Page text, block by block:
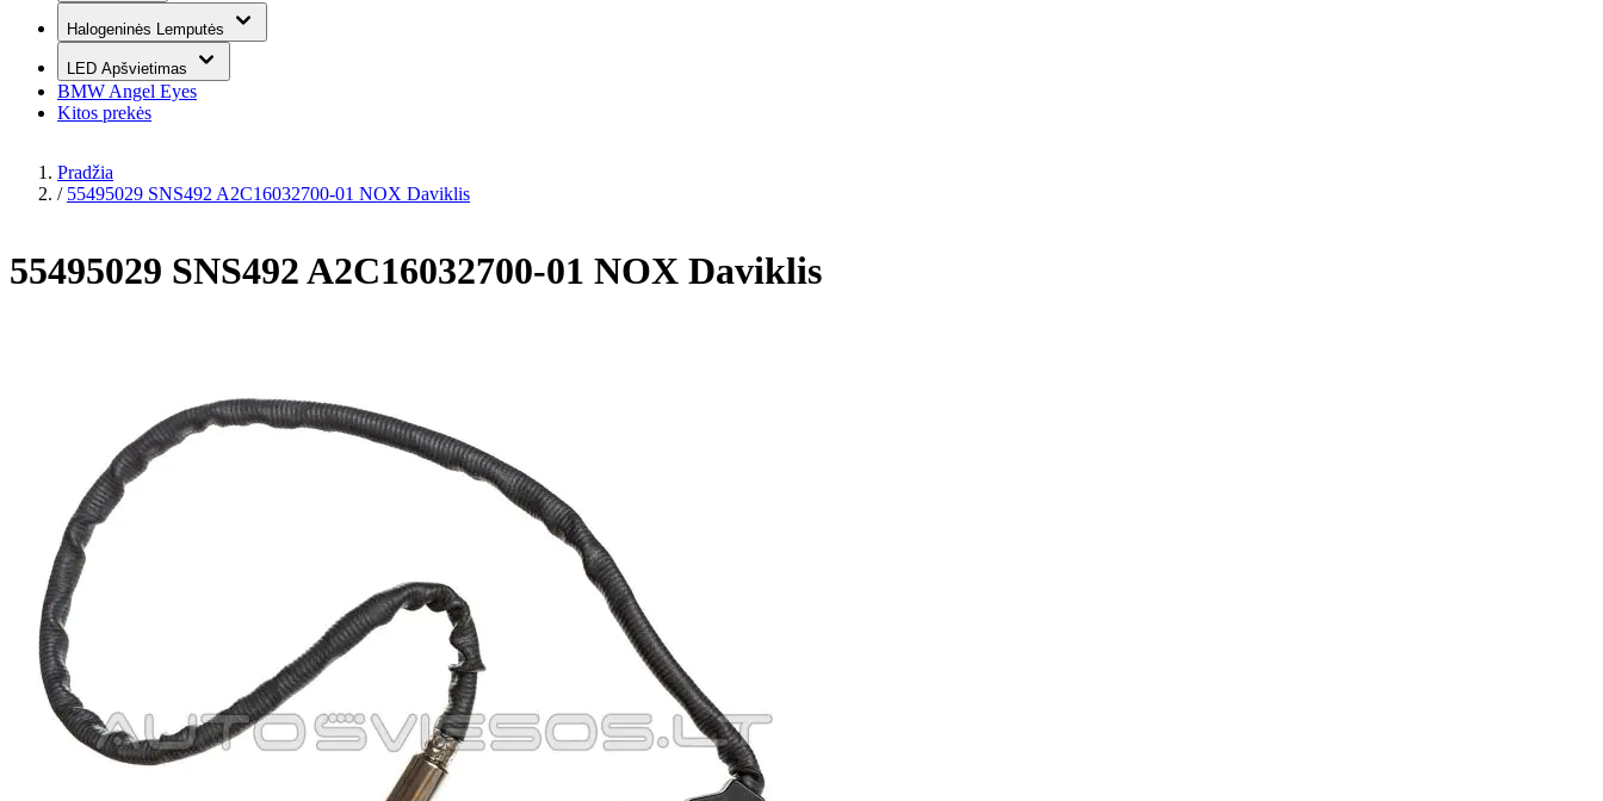
Halogeninės Lemputės
LED Apšvietimas
BMW Angel Eyes
Kitos prekės
Pradžia
/ 55495029 SNS492 A2C16032700-01 NOX Daviklis
55495029 SNS492 A2C16032700-01 NOX Daviklis